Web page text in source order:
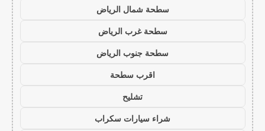
سطحة شمال الرياض
سطحة غرب الرياض
سطحة جنوب الرياض
اقرب سطحة
تشليح
شراء سيارات سكراب